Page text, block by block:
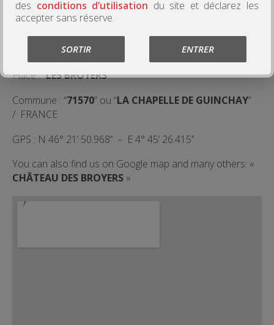
Tel : +33 (0)3 85 36 57 37
To reach us by car, it is very simple, enter on your GPS or
Place : “LES BROYERS”
Commune : “71570” ou “LA CHAPELLE DE GUINCHAY”
/ FRANCE
GPS : N 46° 21’ 50.968’’ – E 4° 45’ 26.415’’
You can also find us on Google map and many others: «
CHÂTEAU DES BROYERS »
des conditions d’utilisation du site et déclarez les
accepter sans réserve.
SORTIR ENTRER